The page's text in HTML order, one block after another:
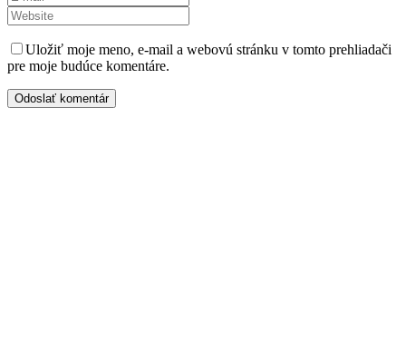
Uložiť moje meno, e-mail a webovú stránku v tomto prehliadači
pre moje budúce komentáre.
Odoslať komentár